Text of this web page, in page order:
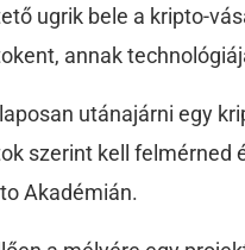
ugrik bele a kripto-
annak
utánajárni egy
szerint kell felmérned
Akadémián.